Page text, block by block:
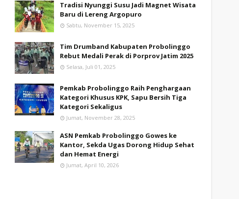
Tradisi Nyunggi Susu Jadi Magnet Wisata
Baru di Lereng Argopuro
Sabtu, November 15, 2025
Tim Drumband Kabupaten Probolinggo
Rebut Medali Perak di Porprov Jatim 2025
Selasa, Juli 01, 2025
Pemkab Probolinggo Raih Penghargaan
Kategori Khusus KPK, Sapu Bersih Tiga
Kategori Sekaligus
Jumat, November 28, 2025
ASN Pemkab Probolinggo Gowes ke
Kantor, Sekda Ugas Dorong Hidup Sehat
dan Hemat Energi
Jumat, April 10, 2026